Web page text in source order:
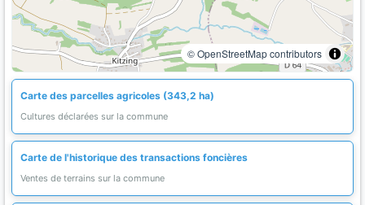
© OpenStreetMap contributors
Carte des parcelles agricoles (343,2 ha)
Cultures déclarées sur la commune
Carte de l'historique des transactions foncières
Ventes de terrains sur la commune